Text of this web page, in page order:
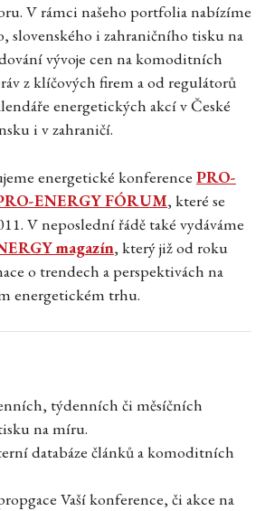
V rámci našeho portfolia nabízíme
slovenského i zahraničního tisku na
vývoje cen na komoditních
z klíčových firem a od regulátorů
energetických akcí v České
i v zahraničí.
energetické konference PRO-
ENERGY FÓRUM, které se
V neposlední řádě také vydáváme
magazín, který již od roku
o trendech a perspektivách na
energetickém trhu.
týdenních či měsíčních
na míru.
databáze článků a komoditních
Vaší konference, či akce na